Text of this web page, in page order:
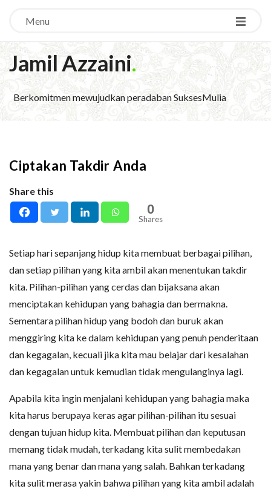
Menu
Jamil Azzaini.
Berkomitmen mewujudkan peradaban SuksesMulia
Ciptakan Takdir Anda
Share this
0
Shares
Setiap hari sepanjang hidup kita membuat berbagai pilihan,
dan setiap pilihan yang kita ambil akan menentukan takdir
kita. Pilihan-pilihan yang cerdas dan bijaksana akan
menciptakan kehidupan yang bahagia dan bermakna.
Sementara pilihan hidup yang bodoh dan buruk akan
menggiring kita ke dalam kehidupan yang penuh penderitaan
dan kegagalan, kecuali jika kita mau belajar dari kesalahan
dan kegagalan untuk kemudian tidak mengulanginya lagi.
Apabila kita ingin menjalani kehidupan yang bahagia maka
kita harus berupaya keras agar pilihan-pilihan itu sesuai
dengan tujuan hidup kita. Membuat pilihan dan keputusan
memang tidak mudah, terkadang kita sulit membedakan
mana yang benar dan mana yang salah. Bahkan terkadang
kita sulit merasa yakin bahwa pilihan yang kita ambil adalah